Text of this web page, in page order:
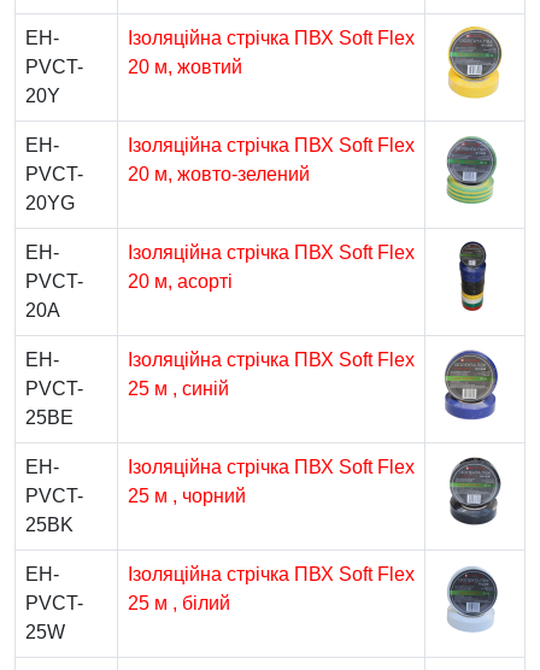
EH-
PVCT-
20Y
Ізоляційна стрічка ПВХ Soft Flex
20 м, жовтий
EH-
PVCT-
20YG
Ізоляційна стрічка ПВХ Soft Flex
20 м, жовто-зелений
EH-
PVCT-
20A
Ізоляційна стрічка ПВХ Soft Flex
20 м, асорті
EH-
PVCT-
25BE
Ізоляційна стрічка ПВХ Soft Flex
25 м , синій
EH-
PVCT-
25BK
Ізоляційна стрічка ПВХ Soft Flex
25 м , чорний
EH-
PVCT-
25W
Ізоляційна стрічка ПВХ Soft Flex
25 м , білий